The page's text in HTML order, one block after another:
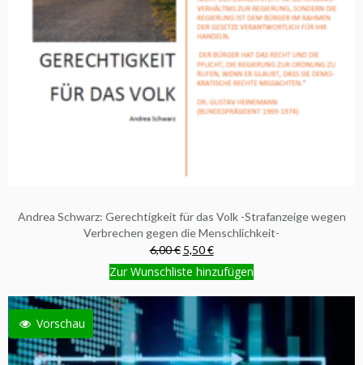
Andrea Schwarz: Gerechtigkeit für das Volk -Strafanzeige wegen
Verbrechen gegen die Menschlichkeit-
6,00 € 5,50 €
Zur Wunschliste hinzufügen
Vorschau